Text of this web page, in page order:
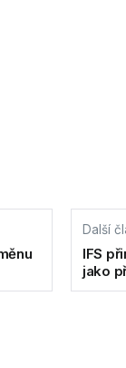
Další
IFS
jako